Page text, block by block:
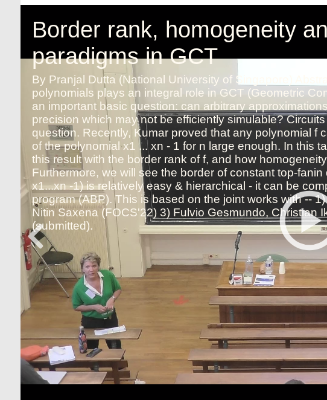
for Environmental Transition /
Centre d'Eté Mathématique de
Recherche Avancée en Calcul
Scientifique
quantum groups /
Coulomb et
affines